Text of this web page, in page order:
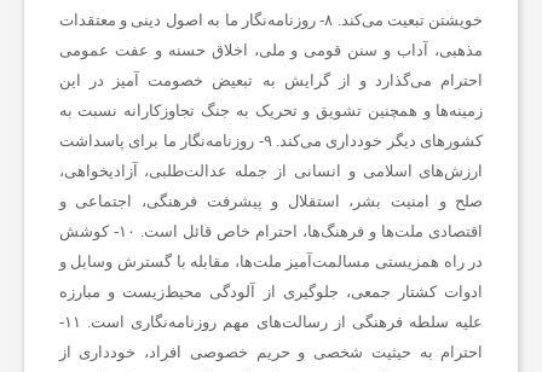
خویشتن تبعیت می‌کند. ۸- روزنامه‌نگار ما به اصول دینی و معتقدات
مذهبی، آداب و سنن قومی و ملی، اخلاق حسنه و عفت عمومی
احترام می‌گذارد و از گرایش به تبعیض خصومت آمیز در این
زمینه‌ها و همچنین تشویق و تحریک به جنگ تجاوزکارانه نسبت به
کشورهای دیگر خودداری می‌کند. ۹- روزنامه‌نگار ما برای پاسداشت
ارزش‌های اسلامی و انسانی از جمله عدالت‌طلبی، آزادیخواهی،
صلح و امنیت بشر، استقلال و پیشرفت فرهنگی، اجتماعی و
اقتصادی ملت‌ها و فرهنگ‌ها، احترام خاص قائل است. ۱۰- کوشش
در راه همزیستی مسالمت‌آمیز ملت‌ها، مقابله با گسترش وسایل و
ادوات کشتار جمعی، جلوگیری از آلودگی محیط‌زیست و مبارزه
علیه سلطه فرهنگی از رسالت‌های مهم روزنامه‌نگاری است. ۱۱-
احترام به حیثیت شخصی و حریم خصوصی افراد، خودداری از